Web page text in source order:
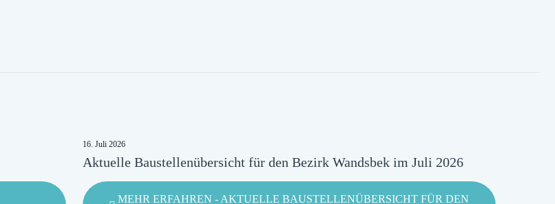
16. Juli 2026
Aktuelle Baustellenübersicht für den Bezirk Wandsbek im Juli 2026
MEHR ERFAHREN - AKTUELLE BAUSTELLENÜBERSICHT FÜR DEN